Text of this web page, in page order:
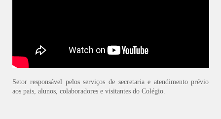
Setor responsável pelos serviços de secretaria e atendimento prévio
aos pais, alunos, colaboradores e visitantes do Colégio.